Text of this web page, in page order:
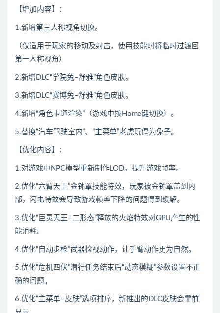
【增加内容】：
1.新增第三人称视角切换。
（仅适用于玩家的移动及射击，使用技能时将临时过渡回
第一人称视角）
2.新增DLC“学院兔–舒雅”角色皮肤。
3.新增DLC“赛博兔–舒雅”角色皮肤。
4.新增“角色卡通渲染”（游戏中按Home键切换）。
5.替换“汽车驾驶室内”、”主菜单”老虎玩偶为兔子。
【优化内容】：
1.对游戏中NPC模型重新制作LOD，提升游戏帧率。
2.优化“六臂天王”金钟罩技能特效，玩家被金钟罩盖到内
部，闪电特效会导致游戏帧率下降的问题得到缓解。
3.优化“巨灵天王–二形态”释放的火焰特效对GPU产生的性
能消耗。
4.优化“自动步枪”武器检视动作，让手臂动作更为自然。
5.优化“危机四伏”潜行任务结束后“动态模糊”参数设置不正
确的问题。
6.优化“主菜单–皮肤”选项排序，新推出的DLC皮肤会靠前